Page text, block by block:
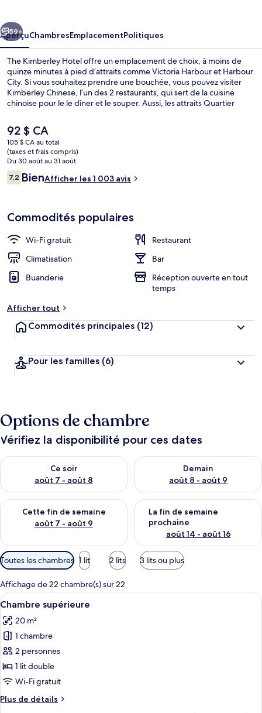
Suivant
59+
AperçuChambresEmplacementPolitiques
The Kimberley Hotel offre un emplacement de choix, à moins de
quinze minutes à pied d’attraits comme Victoria Harbour et Harbour
City. Si vous souhaitez prendre une bouchée, vous pouvez visiter
Kimberley Chinese, l’un des 2 restaurants, qui sert de la cuisine
chinoise pour le le dîner et le souper. Aussi, les attraits Quartier
seulement 5 minutes en voiture.
Le
prix
actuel
est
de 92 $ CA
92 $ CA
105 $ CA au total
(taxes et frais compris)
Du 30 août au 31 août
Avis
7,27,2 sur 10 –
BienAfficher les 1 003 avis
Commodités populaires
Wi-Fi gratuit
Restaurant
Climatisation
Bar
Buanderie
Réception ouverte en tout
temps
Afficher tout
Commodités principales (12)
Pour les familles (6)
Options de chambre
Vérifiez la disponibilité pour ces dates
Ce soir
août 7 - août 8
Vérifier la disponibilité pour ce soir août 7 - août 8
Demain
août 8 - août 9
Vérifier la disponibilité pour
Cette fin de semaine
août 7 - août 9
Vérifier la disponibilité pour cette fin de semaine août 7 -
La fin de semaine
prochaine
août 14 - août 16
Vérifier la disponibilité pour
Filtres
disponibles
pour
les
chambres
Toutes les chambres 1 lit 2 lits 3 lits ou plus
Affichage de 22 chambre(s) sur 22
Afficher
toutes
les
photos
pour
ce
type
chambre :
Une chambre d’hôtel avec un grand
2
Chambre supérieure
20 m²
1 chambre
2 personnes
1 lit double
Wi-Fi gratuit
Plus de détails
Plus